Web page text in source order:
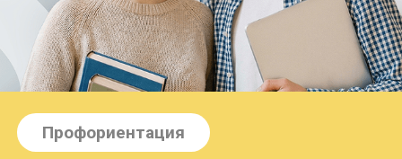
Профориентация
Профориентация —
помогаем выбрать путь